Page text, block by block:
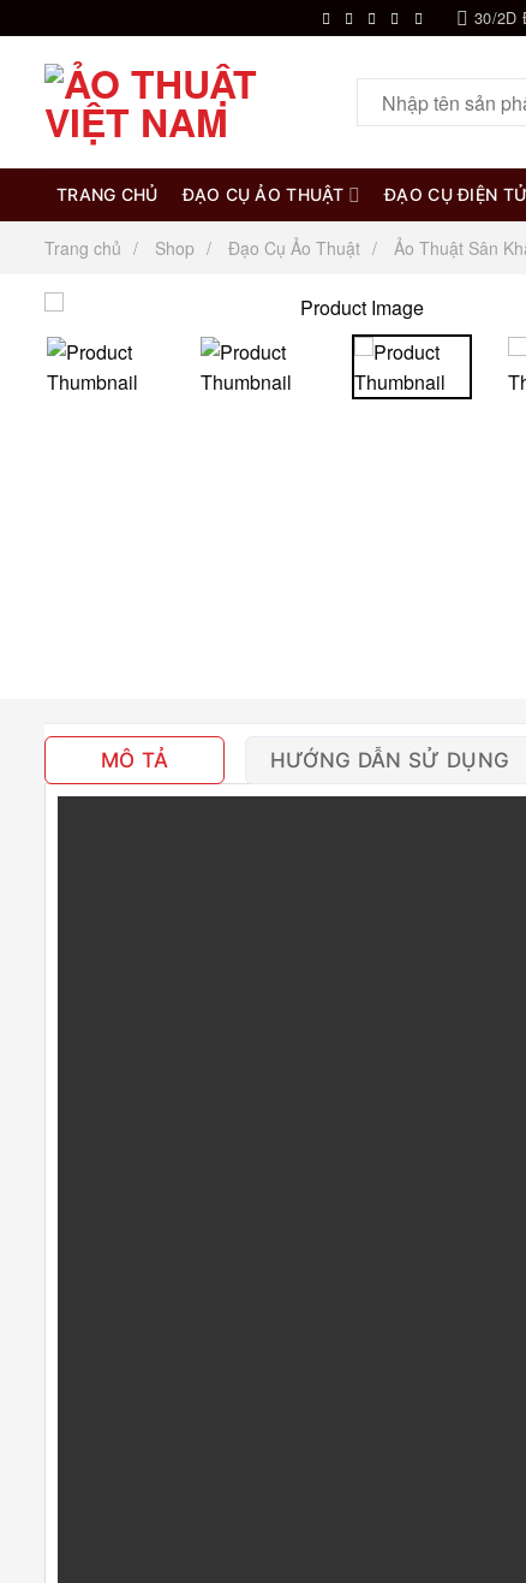
đến
30/2D
kiếm:
TRANG CHỦ ĐẠO CỤ ẢO THUẬT ĐẠO CỤ ĐIỆN
Trang chủ Shop Đạo Cụ Ảo Thuật Ảo Thuật Sân
MÔ TẢ HƯỚNG DẪN SỬ DỤNG